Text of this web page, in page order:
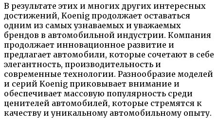
В результате этих и многих других интересных
достижений, Koenig продолжает оставаться
одним из самых узнаваемых и уважаемых
брендов в автомобильной индустрии. Компания
продолжает инновационное развитие и
предлагает автомобили, которые сочетают в себе
элегантность, производительность и
современные технологии. Разнообразие моделей
и серий Koenig приковывает внимание и
обеспечивает массовую популярность среди
ценителей автомобилей, которые стремятся к
качеству и уникальному автомобильному опыту.